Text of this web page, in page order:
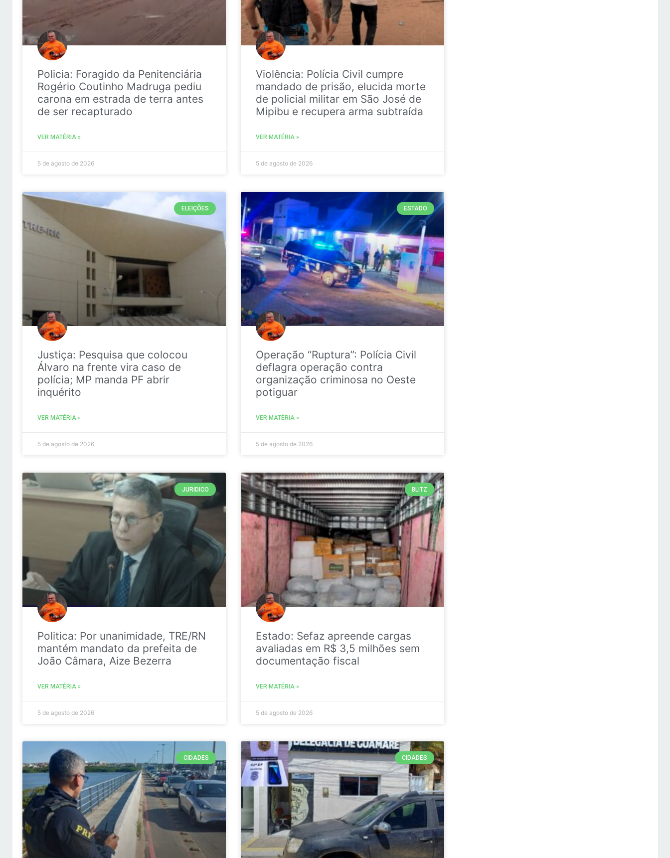
Policia: Foragido da Penitenciária
Rogério Coutinho Madruga pediu
carona em estrada de terra antes
de ser recapturado
VER MATÉRIA »
5 de agosto de 2026
Violência: Polícia Civil cumpre
mandado de prisão, elucida morte
de policial militar em São José de
Mipibu e recupera arma subtraída
VER MATÉRIA »
5 de agosto de 2026
ELEIÇÕES
Justiça: Pesquisa que colocou
Álvaro na frente vira caso de
polícia; MP manda PF abrir
inquérito
VER MATÉRIA »
5 de agosto de 2026
ESTADO
Operação “Ruptura”: Polícia Civil
deflagra operação contra
organização criminosa no Oeste
potiguar
VER MATÉRIA »
5 de agosto de 2026
JURIDICO
Politica: Por unanimidade, TRE/RN
mantém mandato da prefeita de
João Câmara, Aize Bezerra
VER MATÉRIA »
5 de agosto de 2026
BLITZ
Estado: Sefaz apreende cargas
avaliadas em R$ 3,5 milhões sem
documentação fiscal
VER MATÉRIA »
5 de agosto de 2026
CIDADES CIDADES